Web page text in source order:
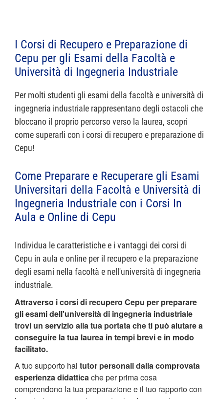
I Corsi di Recupero e Preparazione di
Cepu per gli Esami della Facoltà e
Università di Ingegneria Industriale
Per molti studenti gli esami della facoltà e università di
ingegneria industriale rappresentano degli ostacoli che
bloccano il proprio percorso verso la laurea, scopri
come superarli con i corsi di recupero e preparazione di
Cepu!
Come Preparare e Recuperare gli Esami
Universitari della Facoltà e Università di
Ingegneria Industriale con i Corsi In
Aula e Online di Cepu
Individua le caratteristiche e i vantaggi dei corsi di
Cepu in aula e online per il recupero e la preparazione
degli esami nella facoltà e nell'università di ingegneria
industriale.
Attraverso i corsi di recupero Cepu per preparare
gli esami dell'università di ingegneria industriale
trovi un servizio alla tua portata che ti può aiutare a
conseguire la tua laurea in tempi brevi e in modo
facilitato.
A tuo supporto hai tutor personali dalla comprovata
esperienza didatticache per prima cosa
comprendono la tua preparazione e il tuo rapporto con